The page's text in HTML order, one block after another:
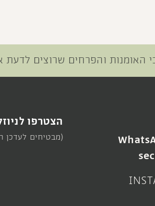
והפרחים שרוצים לדעת את
הצטרפו
(מבטיחים לעדכן